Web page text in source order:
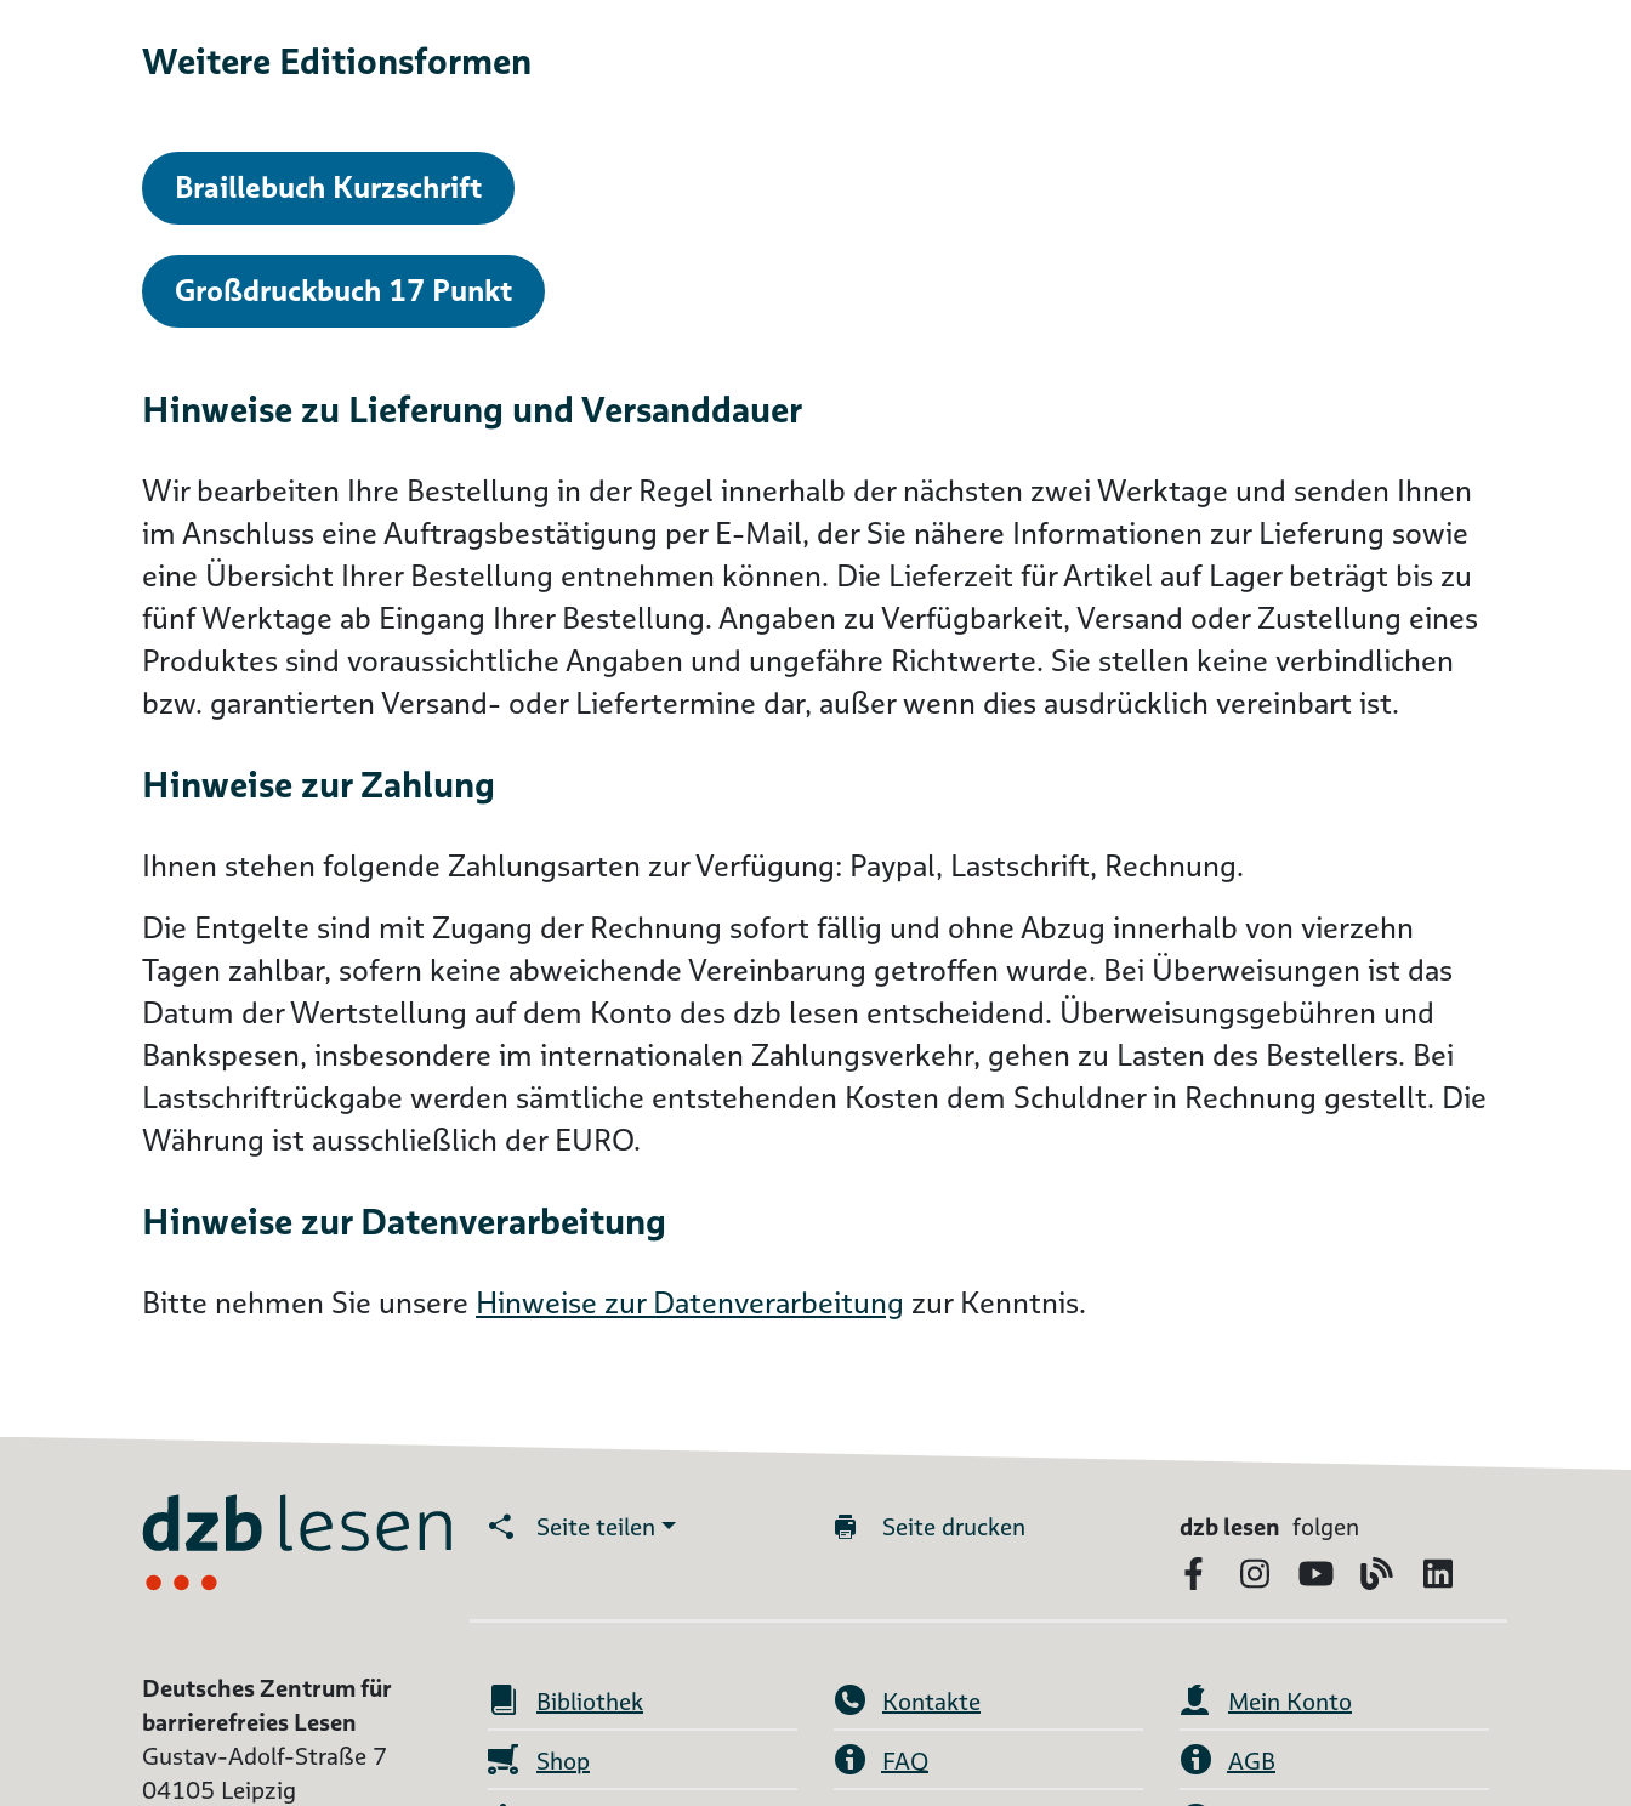
Weitere Editionsformen
Braillebuch Kurzschrift
Großdruckbuch 17 Punkt
Hinweise zu Lieferung und Versanddauer
Wir bearbeiten Ihre Bestellung in der Regel innerhalb der nächsten zwei Werktage und senden Ihnen
im Anschluss eine Auftragsbestätigung per E-Mail, der Sie nähere Informationen zur Lieferung sowie
eine Übersicht Ihrer Bestellung entnehmen können. Die Lieferzeit für Artikel auf Lager beträgt bis zu
fünf Werktage ab Eingang Ihrer Bestellung. Angaben zu Verfügbarkeit, Versand oder Zustellung eines
Produktes sind voraussichtliche Angaben und ungefähre Richtwerte. Sie stellen keine verbindlichen
bzw. garantierten Versand- oder Liefertermine dar, außer wenn dies ausdrücklich vereinbart ist.
Hinweise zur Zahlung
Ihnen stehen folgende Zahlungsarten zur Verfügung: Paypal, Lastschrift, Rechnung.
Die Entgelte sind mit Zugang der Rechnung sofort fällig und ohne Abzug innerhalb von vierzehn
Tagen zahlbar, sofern keine abweichende Vereinbarung getroffen wurde. Bei Überweisungen ist das
Datum der Wertstellung auf dem Konto des dzb lesen entscheidend. Überweisungsgebühren und
Bankspesen, insbesondere im internationalen Zahlungsverkehr, gehen zu Lasten des Bestellers. Bei
Lastschriftrückgabe werden sämtliche entstehenden Kosten dem Schuldner in Rechnung gestellt. Die
Währung ist ausschließlich der EURO.
Hinweise zur Datenverarbeitung
Bitte nehmen Sie unsere Hinweise zur Datenverarbeitung zur Kenntnis.
Seite teilen Seite drucken dzb lesen folgen
FacebookInstagram
YouTubeBlog
Deutsches Zentrum für
barrierefreies Lesen
Gustav-Adolf-Straße 7
04105 Leipzig
Bibliothek Kontakte
Mein Konto
Shop
FAQ
AGB